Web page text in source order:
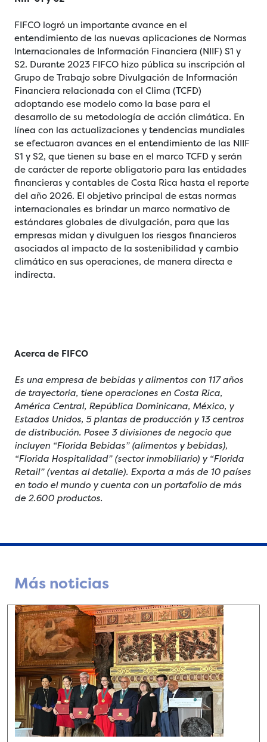
FIFCO logró un importante avance en el
entendimiento de las nuevas aplicaciones de Normas
Internacionales de Información Financiera (NIIF) S1 y
S2. Durante 2023 FIFCO hizo pública su inscripción al
Grupo de Trabajo sobre Divulgación de Información
Financiera relacionada con el Clima (TCFD)
adoptando ese modelo como la base para el
desarrollo de su metodología de acción climática. En
línea con las actualizaciones y tendencias mundiales
se efectuaron avances en el entendimiento de las NIIF
S1 y S2, que tienen su base en el marco TCFD y serán
de carácter de reporte obligatorio para las entidades
financieras y contables de Costa Rica hasta el reporte
del año 2026. El objetivo principal de estas normas
internacionales es brindar un marco normativo de
estándares globales de divulgación, para que las
empresas midan y divulguen los riesgos financieros
asociados al impacto de la sostenibilidad y cambio
climático en sus operaciones, de manera directa e
indirecta.
Acerca de FIFCO
Es una empresa de bebidas y alimentos con 117 años
de trayectoria, tiene operaciones en Costa Rica,
América Central, República Dominicana, México, y
Estados Unidos, 5 plantas de producción y 13 centros
de distribución. Posee 3 divisiones de negocio que
incluyen “Florida Bebidas” (alimentos y bebidas),
“Florida Hospitalidad” (sector inmobiliario) y “Florida
Retail” (ventas al detalle). Exporta a más de 10 países
en todo el mundo y cuenta con un portafolio de más
de 2.600 productos.
Más noticias